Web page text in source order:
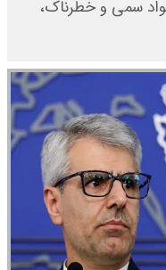
سمی و خطرناک،